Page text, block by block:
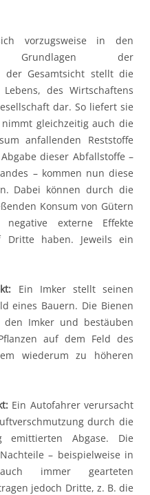
vorzugsweise in den
Grundlagen der
der Gesamtsicht stellt die
des Wirtschaftens
dar. So liefert sie
gleichzeitig auch die
anfallenden Reststoffe
dieser Abfallstoffe –
– kommen nun diese
Dabei können durch die
Konsum von Gütern
externe Effekte
Dritte haben. Jeweils ein
Ein Imker stellt seinen
eines Bauern. Die Bienen
Imker und bestäuben
auf dem Feld des
wiederum zu höheren
Ein Autofahrer verursacht
durch die
emittierten Abgase. Die
– beispielweise in
immer gearteten
jedoch Dritte, z. B. die